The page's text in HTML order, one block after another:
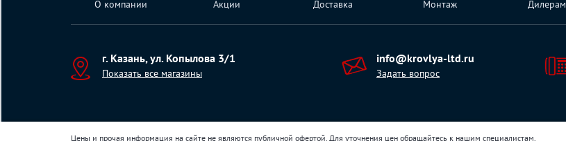
О компании Акции Доставка Монтаж Дилерам
г. Казань, ул. Копылова 3/1
Показать все магазины
info@krovlya-ltd.ru
Задать вопрос
Цены и прочая информация на сайте не являются публичной офертой. Для уточнения цен обращайтесь к нашим специалистам.